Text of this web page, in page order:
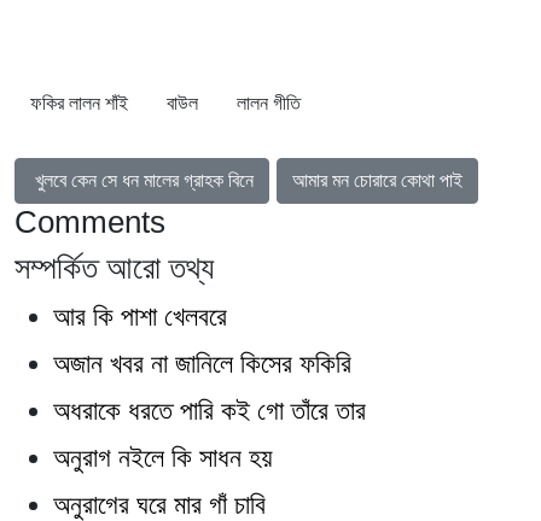
ফকির লালন শাঁই বাউল লালন গীতি
আগের নিবন্ধ: খুলবে কেন সে ধন মালের গ্রাহক বিনে
খুলবে কেন সে ধন মালের গ্রাহক বিনে পরবর্তী নিবন্ধ: আমার মন চোরারে কোথা
আমার মন চোরারে কোথা পাই
Comments
সম্পর্কিত আরো তথ্য
আর কি পাশা খেলবরে
অজান খবর না জানিলে কিসের ফকিরি
অধরাকে ধরতে পারি কই গো তাঁরে তার
অনুরাগ নইলে কি সাধন হয়
অনুরাগের ঘরে মার গাঁ চাবি